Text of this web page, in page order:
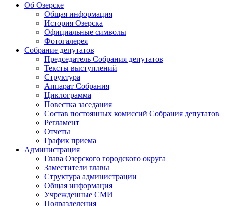
Об Озерске
Общая информация
История Озерска
Официальные символы
Фотогалерея
Собрание депутатов
Председатель Собрания депутатов
Тексты выступлений
Структура
Аппарат Собрания
Циклограмма
Повестка заседания
Состав постоянных комиссий Собрания депутатов
Регламент
Отчеты
График приема
Администрация
Глава Озерского городского округа
Заместители главы
Структура администрации
Общая информация
Учрежденные СМИ
Подразделения